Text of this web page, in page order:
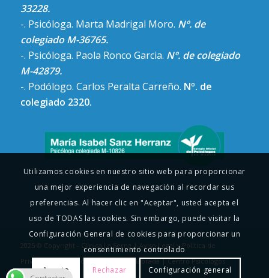
33228.
-. Psicóloga. Marta Madrigal Moro. Nº. de
colegiado M-36765.
-. Psicóloga. Paola Ronco Garcia. Nº. de colegiado
M-42879.
-. Podólogo. Carlos Peralta Carreño. Nº. de
colegiado 2320.
2025 © Copyright - Clínica La Serna | Aviso Legal y Política de
Privacidad
Psicología Infantil Fuenlabrada|Centro Psicologos
Utilizamos cookies en nuestro sitio web para proporcionar
una mejor experiencia de navegación al recordar sus
preferencias. Al hacer clic en "Aceptar", usted acepta el
uso de TODAS las cookies. Sin embargo, puede visitar la
Configuración General de cookies para proporcionar un
consentimiento controlado
Acepto Rechazar Configuración general